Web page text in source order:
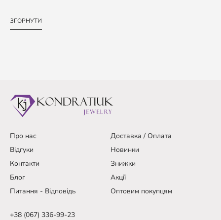
ЗГОРНУТИ
Про нас
Доставка / Оплата
Відгуки
Новинки
Контакти
Знижки
Блог
Акції
Питання - Відповідь
Оптовим покупцям
+38 (067) 336-99-23